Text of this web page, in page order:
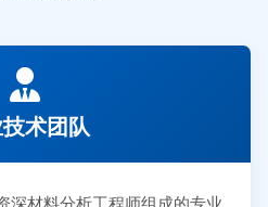
术团队
深材料分析工程师组成的专业